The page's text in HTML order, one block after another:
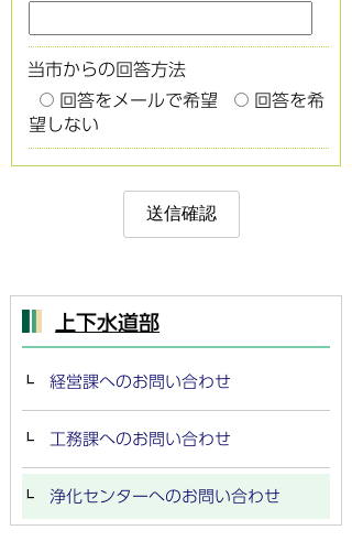
当市からの回答方法
回答をメールで希望
回答を希
望しない
上下水道部
経営課へのお問い合わせ
工務課へのお問い合わせ
浄化センターへのお問い合わせ